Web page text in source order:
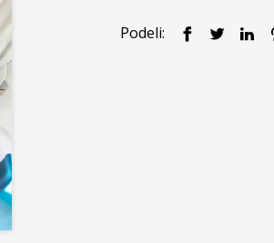
Podeli: